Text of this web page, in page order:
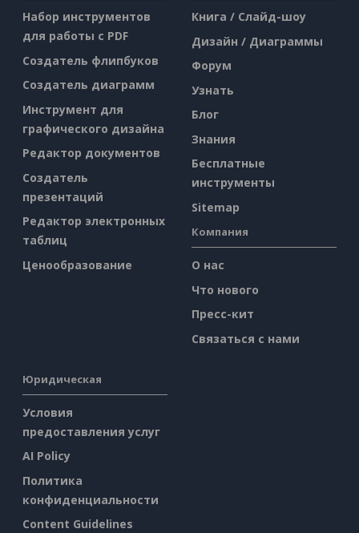
Набор инструментов
для работы с PDF
Создатель флипбуков
Создатель диаграмм
Инструмент для
графического дизайна
Редактор документов
Создатель
презентаций
Редактор электронных
таблиц
Ценообразование
Книга / Слайд-шоу
Дизайн / Диаграммы
Форум
Узнать
Блог
Знания
Бесплатные
инструменты
Sitemap
Компания
О нас
Что нового
Пресс-кит
Связаться с нами
Юридическая
Условия
предоставления услуг
AI Policy
Политика
конфиденциальности
Content Guidelines